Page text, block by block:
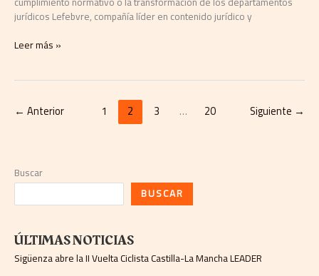
jurídicos Lefebvre, compañía líder en contenido jurídico y
Leer más »
← Anterior 1 2 3 … 20 Siguiente →
Buscar
BUSCAR
ÚLTIMAS NOTICIAS
Sigüenza abre la II Vuelta Ciclista Castilla-La Mancha LEADER